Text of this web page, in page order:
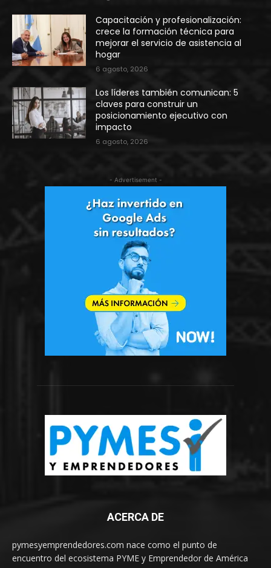
Capacitación y profesionalización:
crece la formación técnica para
mejorar el servicio de asistencia al
hogar
6 agosto, 2026
Los líderes también comunican: 5
claves para construir un
posicionamiento ejecutivo con
impacto
6 agosto, 2026
- Advertisement -
ACERCA DE
pymesyemprendedores.com nace como el punto de
encuentro del ecosistema PYME y Emprendedor de América